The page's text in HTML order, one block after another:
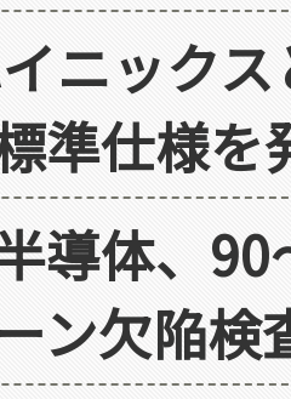
ニック
準仕様を
導体、
ン欠陥検